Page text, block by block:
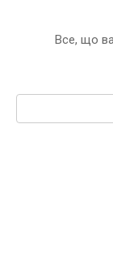
Все, що
Пошук: